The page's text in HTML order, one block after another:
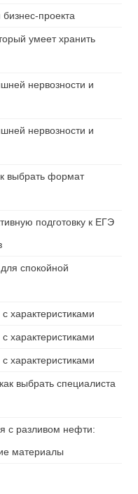
проекта
умеет хранить
нервозности и
нервозности и
выбрать формат
подготовку к ЕГЭ
спокойной
характеристиками
характеристиками
характеристиками
выбрать специалиста
с разливом нефти:
материалы